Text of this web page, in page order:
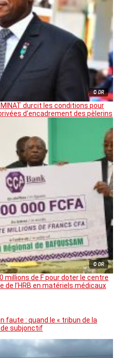
© DR
MINAT durcit les conditions pour
d’encadrement des pèlerins
© DR
millions de F pour doter le centre
de l’HRB en matériels médicaux
faute : quand le « tribun de la
de subjonctif